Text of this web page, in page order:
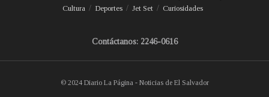
Cultura
Deportes Jet Set Curiosidades
Contáctanos: 2246-0616
© 2024 Diario La Página - Noticias de El Salvador